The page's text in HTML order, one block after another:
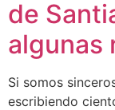
de
algunas
Si somos
escribiendo